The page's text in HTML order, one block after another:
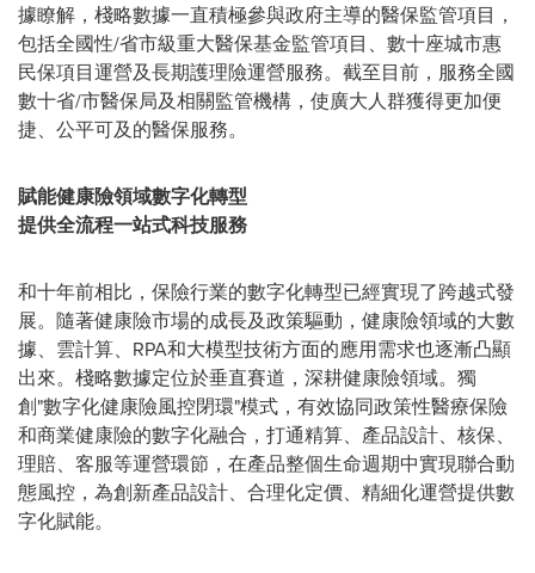
據瞭解，棧略數據一直積極參與政府主導的醫保監管項目，
包括全國性/省市級重大醫保基金監管項目、數十座城市惠
民保項目運營及長期護理險運營服務。截至目前，服務全國
數十省/市醫保局及相關監管機構，使廣大人群獲得更加便
捷、公平可及的醫保服務。
賦能健康險領域數字化轉型
提供全流程一站式科技服務
和十年前相比，保險行業的數字化轉型已經實現了跨越式發
展。隨著健康險市場的成長及政策驅動，健康險領域的大數
據、雲計算、RPA和大模型技術方面的應用需求也逐漸凸顯
出來。棧略數據定位於垂直賽道，深耕健康險領域。獨
創"數字化健康險風控閉環"模式，有效協同政策性醫療保險
和商業健康險的數字化融合，打通精算、產品設計、核保、
理賠、客服等運營環節，在產品整個生命週期中實現聯合動
態風控，為創新產品設計、合理化定價、精細化運營提供數
字化賦能。